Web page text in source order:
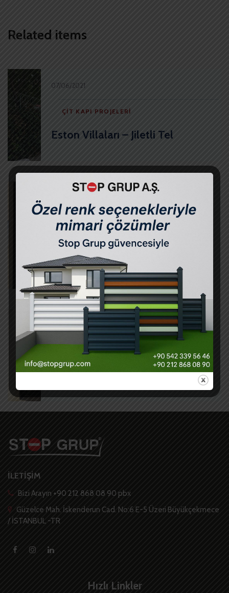
Related items
07/06/2021
ÇIT KAPI PROJELERI
Eston Villaları – Jiletli Tel
ÇIT KAPI PROJELERI
Çatalca Peyzaj – Ferforje Kapı
Çim Çit
07/06/2021
ÇIT KAPI PROJELERI
Gürpınar Peyzaj – Panel Çit Kapı
İLETİŞİM
Bizi Arayın +90 212 868 08 90 pbx
Güzelce Mah. İskenderun Cad. No:6 E-5 Üzeri Büyükçekmece
/ İSTANBUL -TR
Hızlı Linkler